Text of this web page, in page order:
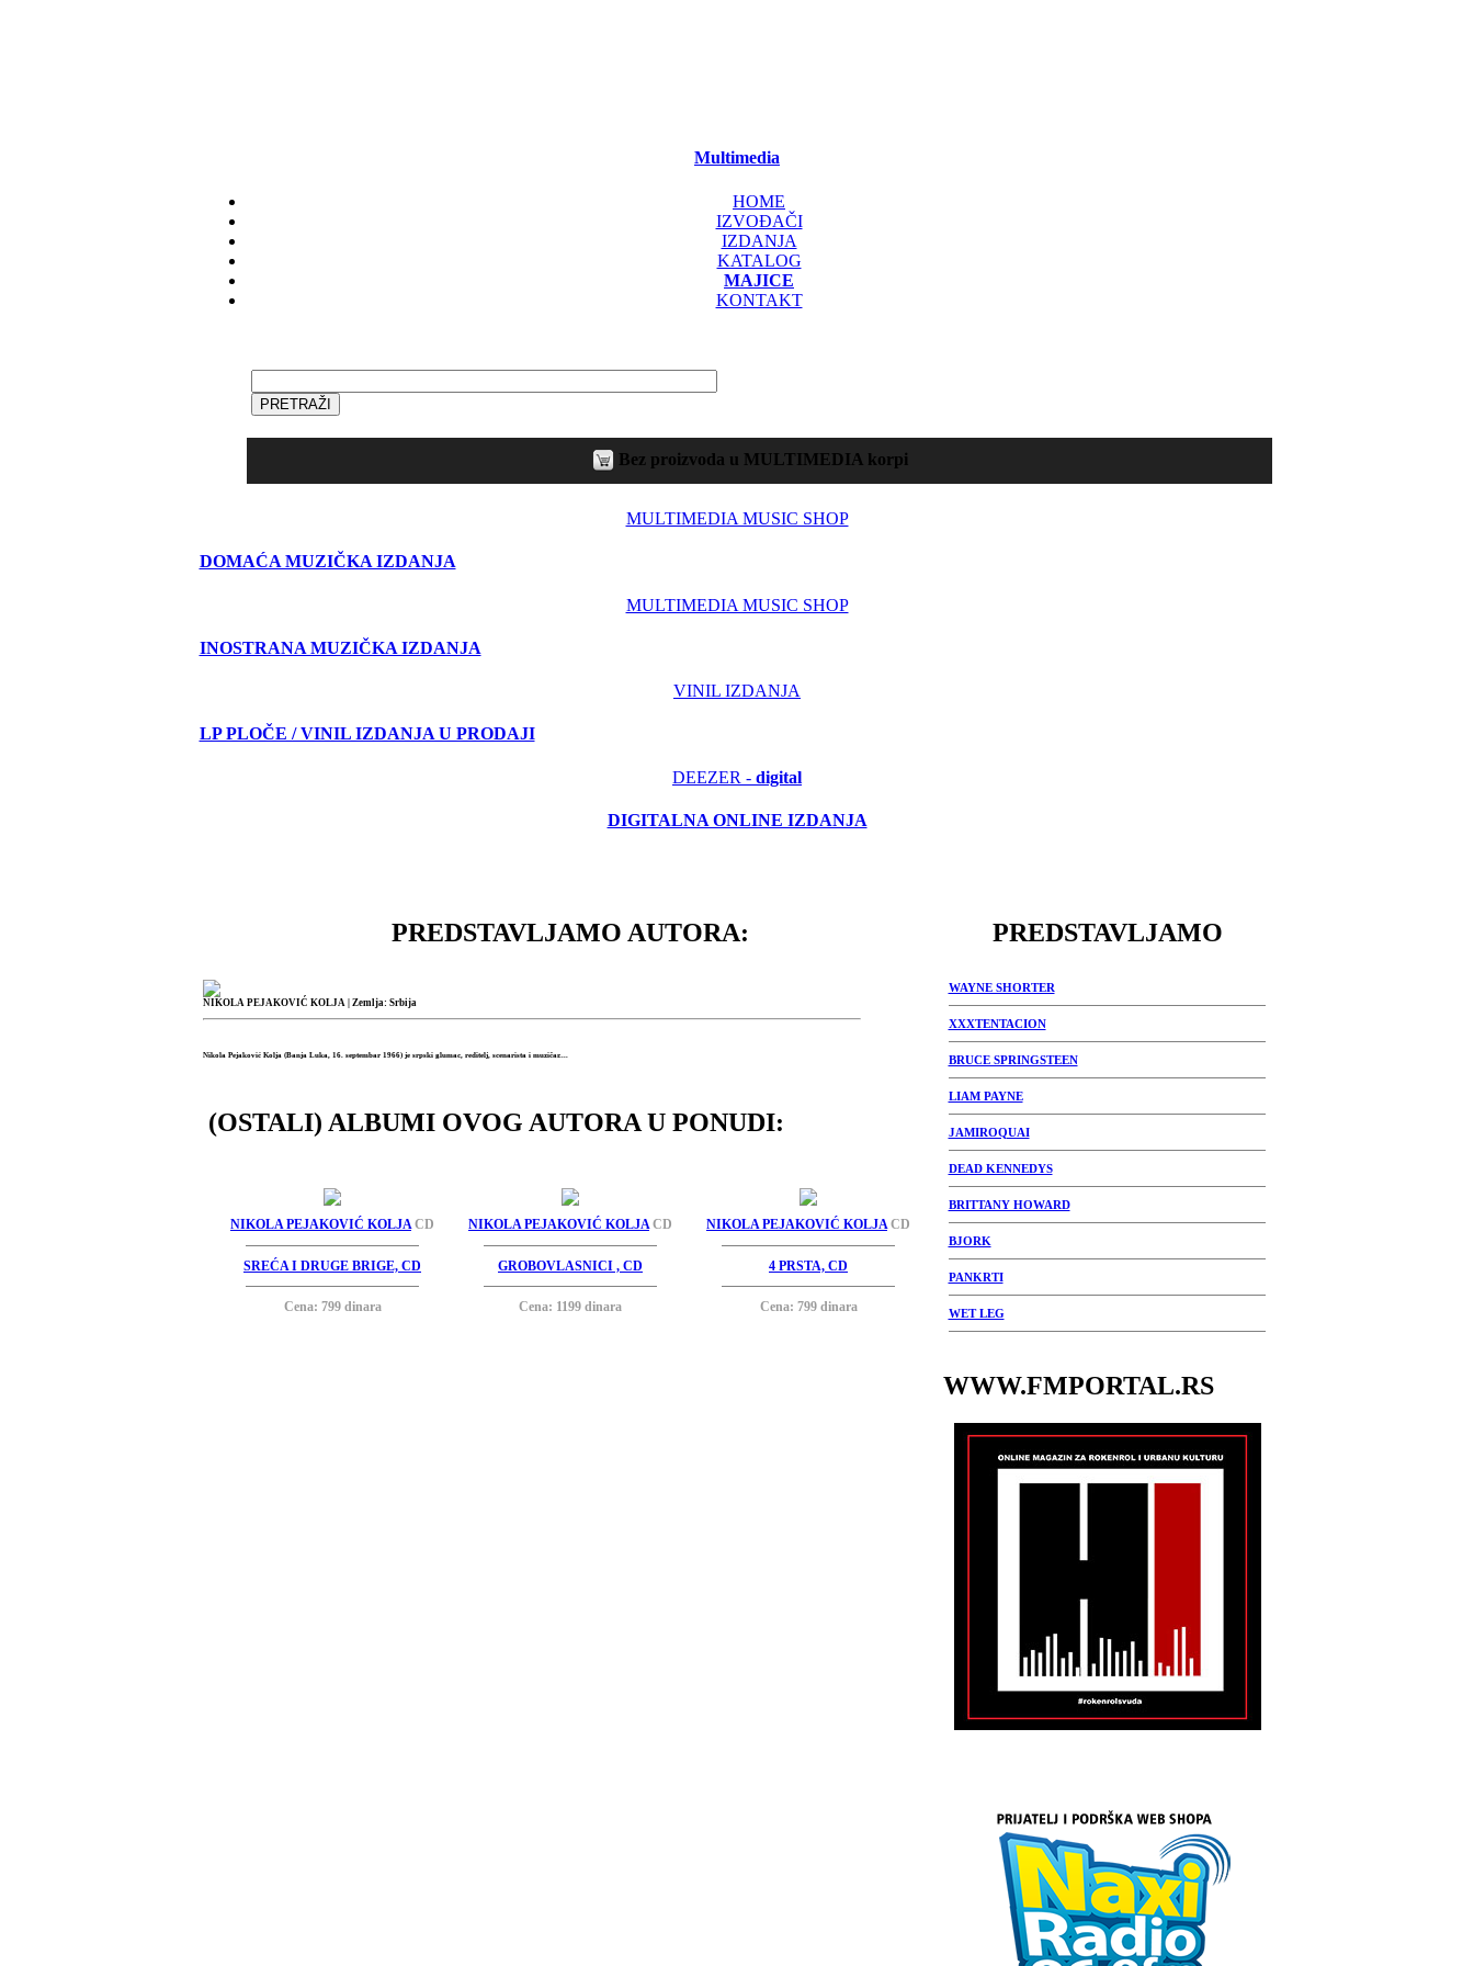
Multimedia
HOME
IZVOĐAČI
IZDANJA
KATALOG
MAJICE
KONTAKT
Bez proizvoda u MULTIMEDIA korpi
MULTIMEDIA MUSIC SHOP
DOMAĆA MUZIČKA IZDANJA
MULTIMEDIA MUSIC SHOP
INOSTRANA MUZIČKA IZDANJA
VINIL IZDANJA
LP PLOČE / VINIL IZDANJA U PRODAJI
DEEZER - digital
DIGITALNA ONLINE IZDANJA
PREDSTAVLJAMO AUTORA:
NIKOLA PEJAKOVIĆ KOLJA| Zemlja: Srbija
Nikola Pejaković Kolja (Banja Luka, 16. septembar 1966) je srpski glumac, reditelj, scenarista i muzičar....
(OSTALI) ALBUMI OVOG AUTORA U PONUDI:
NIKOLA PEJAKOVIĆ KOLJACD
SREĆA I DRUGE BRIGE, CD
Cena: 799 dinara
NIKOLA PEJAKOVIĆ KOLJACD
GROBOVLASNICI , CD
Cena: 1199 dinara
NIKOLA PEJAKOVIĆ KOLJACD
4 PRSTA, CD
Cena: 799 dinara
PREDSTAVLJAMO
WAYNE SHORTER
XXXTENTACION
BRUCE SPRINGSTEEN
LIAM PAYNE
JAMIROQUAI
DEAD KENNEDYS
BRITTANY HOWARD
BJORK
PANKRTI
WET LEG
WWW.FMPORTAL.RS